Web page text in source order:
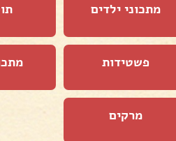
מתכוני ילדים
פשטידות
מרקים